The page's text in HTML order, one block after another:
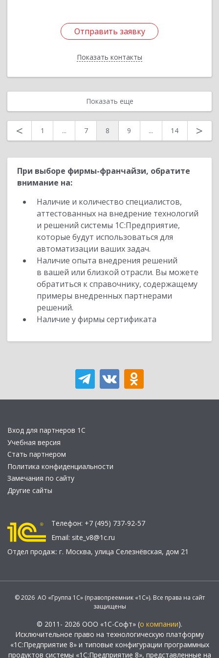
Отправить заявку
Показать контакты
Отправить заявку
Назад
Показать еще
< 1 ... 7 8 9 ... 14 >
При выборе фирмы-франчайзи, обратите
внимание на:
Наличие и количество специалистов,
аттестованных на внедрение технологий
и решений системы 1С:Предприятие,
которые будут использоваться для
автоматизации ваших задач.
Наличие опыта внедрения решений
в вашей или близкой отрасли. Вы можете
обратиться к справочнику, содержащему
примеры внедренных партнерами
решений.
Наличие у фирмы сертификата
Вход для партнеров 1С
Учебная версия
Стать партнером
Политика конфиденциальности
Замечания по сайту
Другие сайты
Телефон: +7 (495) 737-92-57
Email: site_v8@1c.ru
Отдел продаж: г. Москва, улица Селезнёвская, дом 21
© 2026 АО «Группа 1С» (правопреемник «1С»). Все права на сайт
защищены
© 2011- 2026 ООО «1С-Софт» (о компании).
Исключительное право на технологическую платформу
«1С:Предприятие 8» и типовые конфигурации программных
продуктов системы «1С:Предприятие 8», представленные на